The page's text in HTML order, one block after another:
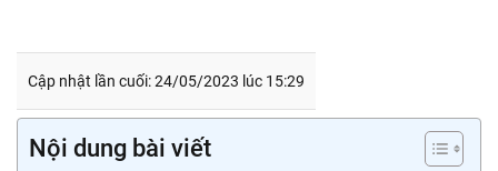
Cập nhật lần cuối: 24/05/2023 lúc 15:29
Nội dung bài viết